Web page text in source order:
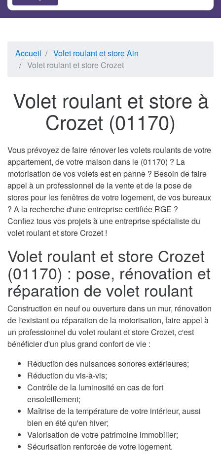
Accueil
Volet roulant et store Ain
Volet roulant et store Crozet
Volet roulant et store à
Crozet (01170)
Vous prévoyez de faire rénover les volets roulants de votre
appartement, de votre maison dans le (01170) ? La
motorisation de vos volets est en panne ? Besoin de faire
appel à un professionnel de la vente et de la pose de
stores pour les fenêtres de votre logement, de vos bureaux
? A la recherche d'une entreprise certifiée RGE ?
Confiez tous vos projets à une entreprise spécialiste du
volet roulant et store Crozet !
Volet roulant et store Crozet
(01170) : pose, rénovation et
réparation de volet roulant
Construction en neuf ou ouverture dans un mur, rénovation
de l'existant ou réparation de la motorisation, faire appel à
un professionnel du volet roulant et store Crozet, c'est
bénéficier d'un plus grand confort de vie :
Réduction des nuisances sonores extérieures;
Réduction du vis-à-vis;
Contrôle de la luminosité en cas de fort
ensoleillement;
Maîtrise de la température de votre intérieur, aussi
bien en été qu'en hiver;
Valorisation de votre patrimoine immobilier;
Sécurisation renforcée de votre logement.